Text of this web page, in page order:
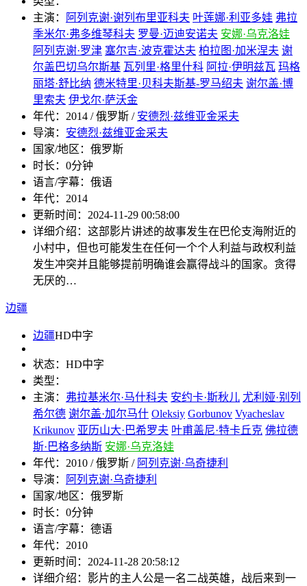
主演：
阿列克谢·谢列布里亚科夫 叶莲娜·利亚多娃 弗拉
季米尔·弗多维琴科夫 罗曼·迈迪安诺夫 安娜·乌克洛娃
阿列克谢·罗津 塞尔吉·波克霍达夫 柏拉图·加米涅夫 谢
尔盖巴切乌尔斯基 瓦列里·格里什科 阿拉·伊明兹瓦 玛格
丽塔·舒比纳 德米特里·贝科夫斯基-罗马绍夫 谢尔盖·博
里索夫 伊戈尔·萨沃金
年代： 2014 / 俄罗斯 / 安德烈·兹维亚金采夫
导演： 安德烈·兹维亚金采夫
国家/地区： 俄罗斯
时长： 0分钟
语言/字幕： 俄语
年代： 2014
更新时间： 2024-11-29 00:58:00
详细介绍： 这部影片讲述的故事发生在巴伦支海附近的
小村中，但也可能发生在任何一个个人利益与政权利益
发生冲突并且能够提前明确谁会赢得战斗的国家。贪得
无厌的…
边疆
边疆HD中字
状态： HD中字
类型：
主演： 弗拉基米尔·马什科夫 安约卡·斯秋儿 尤利娅·别列
希尔德 谢尔盖·加尔马什 Oleksiy Gorbunov Vyacheslav
Krikunov 亚历山大·巴希罗夫 叶甫盖尼·特卡丘克 佛拉德
斯·巴格多纳斯 安娜·乌克洛娃
年代： 2010 / 俄罗斯 / 阿列克谢·乌奇捷利
导演：
阿列克谢·乌奇捷利
国家/地区： 俄罗斯
时长： 0分钟
语言/字幕： 德语
年代： 2010
更新时间： 2024-11-28 20:58:12
详细介绍： 影片的主人公是一名二战英雄，战后来到一